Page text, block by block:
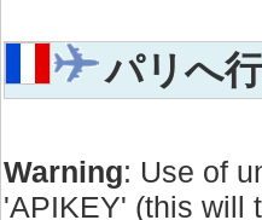
パリへ
Warning: Use of
'APIKEY' (this will